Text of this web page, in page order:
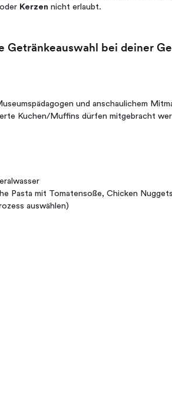
oder Kerzen nicht erlaubt.
Getränkeauswahl bei deiner
und anschaulichem
Kuchen/Muffins dürfen mitgebracht
Pasta mit Tomatensoße, Chicken
auswählen)